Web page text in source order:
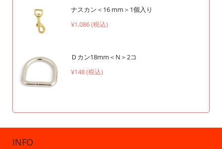
ナスカン＜16 mm＞1個入り
¥1,086 (税込)
Ｄカン18mm＜N＞2コ
¥148 (税込)
INFO